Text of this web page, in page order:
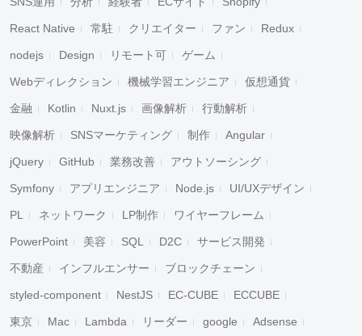
React Native 常駐 クリエイター ファン Redux
nodejs Design リモート可 ゲーム
Webディレクション 機械学習エンジニア 仮想通貨
金融 Kotlin Nuxt.js 画像解析 行動解析
映像解析 SNSマーケティング 制作 Angular
jQuery GitHub 業務改善 アウトソーシング
Symfony アプリエンジニア Node.js UI/UXデザイン
PL ネットワーク LP制作 ワイヤーフレーム
PowerPoint 美容 SQL D2C サービス開発
不動産 インフルエンサー ブロックチェーン
styled-component NestJS EC-CUBE ECCUBE
東京 Mac Lambda リーダー google Adsense